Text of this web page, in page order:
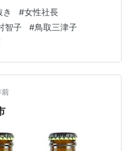
に対価、報酬があれば、
がんばっている人が評価
とも、次に可能性を開け
望まれるでしょう。 なの
、常に、富んでいる人が
ない、進…
き #女性社長
智子 #鳥取三津子
前